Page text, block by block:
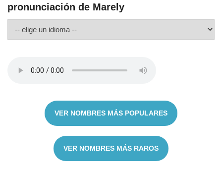
pronunciación de Marely
VER NOMBRES MÁS POPULARES
VER NOMBRES MÁS RAROS